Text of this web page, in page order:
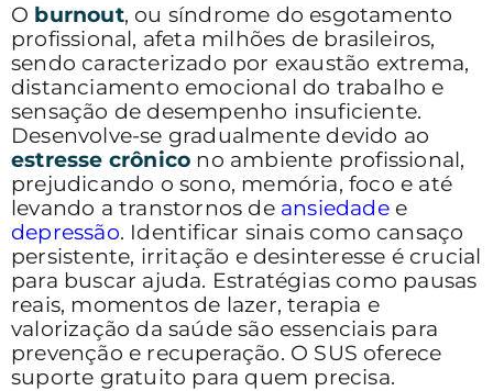
O burnout, ou síndrome do esgotamento
profissional, afeta milhões de brasileiros,
sendo caracterizado por exaustão extrema,
distanciamento emocional do trabalho e
sensação de desempenho insuficiente.
Desenvolve-se gradualmente devido ao
estresse crônico no ambiente profissional,
prejudicando o sono, memória, foco e até
levando a transtornos de ansiedadee
depressão. Identificar sinais como cansaço
persistente, irritação e desinteresse é crucial
para buscar ajuda. Estratégias como pausas
reais, momentos de lazer, terapia e
valorização da saúde são essenciais para
prevenção e recuperação. O SUS oferece
suporte gratuito para quem precisa.